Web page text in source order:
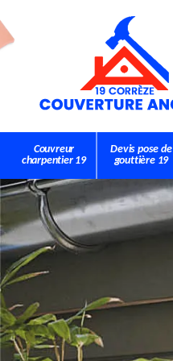
Couvreur
charpentier 19
Devis pose de
gouttière 19